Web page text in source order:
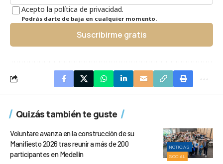
Acepto la política de privacidad.
Podrás darte de baja en cualquier momento.
Suscribirme gratis
Quizás también te guste
NOTICIAS
SOCIAL
Voluntare avanza en la construcción de su
Manifiesto 2026 tras reunir a más de 200
participantes en Medellín